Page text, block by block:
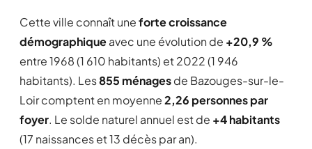
Cette ville connaît uneforte croissance
démographiqueavec une évolution de +20,9 %
entre 1968 (1 610 habitants) et 2022 (1 946
habitants). Les855 ménagesde Bazouges-sur-le-
Loir comptent en moyenne2,26 personnes par
foyer. Le solde naturel annuel est de +4 habitants
(17 naissances et 13 décès par an).